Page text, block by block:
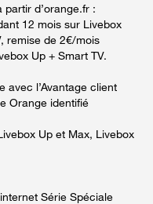
d’orange.fr :
12 mois sur Livebox
remise de 2€/mois
Up + Smart TV.
avec l’Avantage client
Orange identifié
Up et Max, Livebox
Série Spéciale